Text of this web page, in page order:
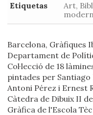
Etiquetas
Art,
Barcelona, Gràfiques
Departament de
Col·lecció de 18
pintades per Santiago
Antoni Pérez i Ernest
Càtedra de Dibuix II
Gràfica de l'Escola